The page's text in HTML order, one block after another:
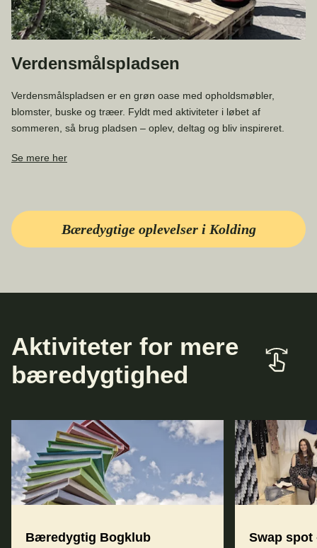
Verdensmålspladsen
Verdensmålspladsen er en grøn oase med opholdsmøbler,
blomster, buske og træer. Fyldt med aktiviteter i løbet af
sommeren, så brug pladsen – oplev, deltag og bliv inspireret.
Se mere her
Bæredygtige oplevelser i Kolding
Aktiviteter for mere
bæredygtighed
Bæredygtig Bogklub Swap